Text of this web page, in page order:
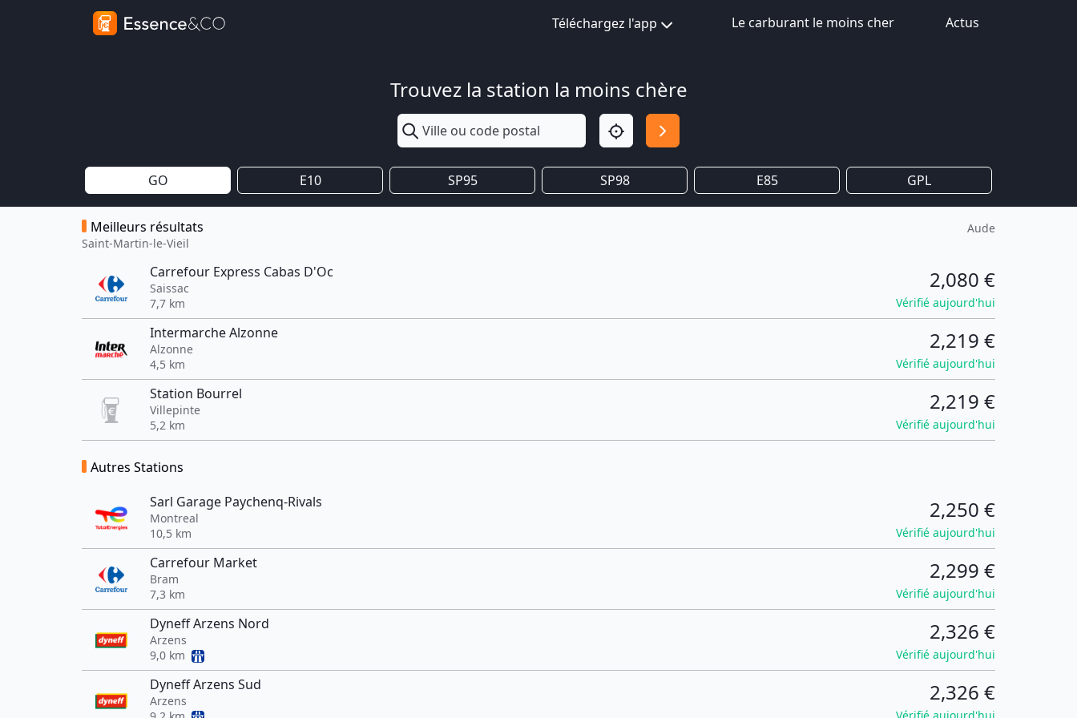
Téléchargez l'app Le carburant le moins cher Actus
Trouvez la station la moins chère
GO E10 SP95 SP98 E85 GPL
Meilleurs résultats
Saint-Martin-le-Vieil
Aude
Carrefour Express Cabas D'Oc
Saissac
7,7 km
2,080 €
Vérifié aujourd'hui
Intermarche Alzonne
Alzonne
4,5 km
2,219 €
Vérifié aujourd'hui
Station Bourrel
Villepinte
5,2 km
2,219 €
Vérifié aujourd'hui
Autres Stations
Sarl Garage Paychenq-Rivals
Montreal
10,5 km
2,250 €
Vérifié aujourd'hui
Carrefour Market
Bram
7,3 km
2,299 €
Vérifié aujourd'hui
Dyneff Arzens Nord
Arzens
9,0 km
2,326 €
Vérifié aujourd'hui
Dyneff Arzens Sud
Arzens
2,326 €